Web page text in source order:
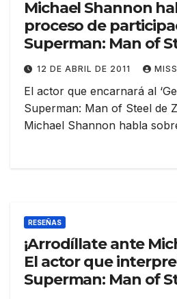
Michael Shannon
proceso de
Superman: Man of
12 DE ABRIL DE 2011
El actor que encarnará al
Superman: Man of Steel de
Michael Shannon habla
RESEÑAS
¡Arrodíllate ante
El actor que
Superman: Man of